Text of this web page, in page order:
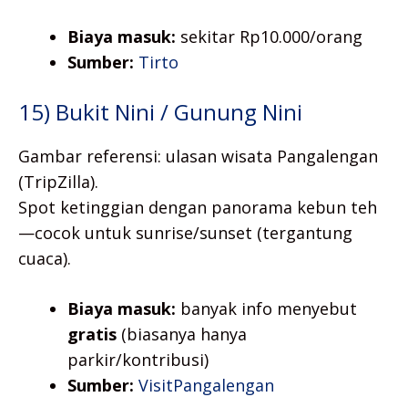
Biaya masuk: sekitar Rp10.000/orang
Sumber: Tirto
15) Bukit Nini / Gunung Nini
Gambar referensi: ulasan wisata Pangalengan
(TripZilla).
Spot ketinggian dengan panorama kebun teh
—cocok untuk sunrise/sunset (tergantung
cuaca).
Biaya masuk: banyak info menyebut
gratis (biasanya hanya
parkir/kontribusi)
Sumber: VisitPangalengan